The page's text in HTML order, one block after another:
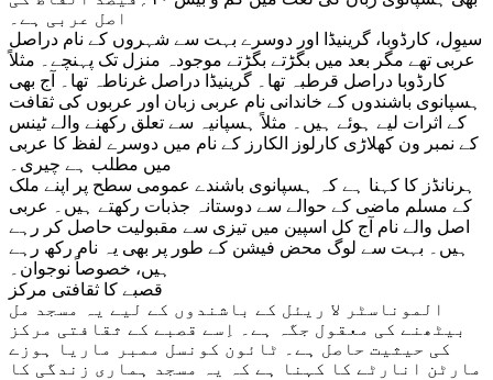
اصل عربی ہے۔
سیوِل، کارڈوبا، گرینیڈا اور دوسرے بہت سے شہروں کے نام دراصل
عربی تھے مگر بعد میں بگڑتے بگڑتے موجودہ منزل تک پہنچے۔ مثلاً
کارڈوبا دراصل قرطبہ تھا۔ گرینیڈا دراصل غرناطہ تھا۔ آج بھی
ہسپانوی باشندوں کے خاندانی نام عربی زبان اور عربوں کی ثقافت
کے اثرات لیے ہوئے ہیں۔ مثلاً ہسپانیہ سے تعلق رکھنے والے ٹینس
کے نمبر ون کھلاڑی کارلوز الکارز کے نام میں دوسرے لفظ کا عربی
میں مطلب ہے چیری۔
ہرنانڈز کا کہنا ہے کہ ہسپانوی باشندے عمومی سطح پر اپنے ملک
کے مسلم ماضی کے حوالے سے دوستانہ جذبات رکھتے ہیں۔ عربی
اصل والے نام آج کل اسپین میں تیزی سے مقبولیت حاصل کر رہے
ہیں۔ بہت سے لوگ محض فیشن کے طور پر بھی یہ نام رکھ رہے
ہیں، خصوصاً نوجوان۔
قصبے کا ثقافتی مرکز
الموناسٹر لا ریئل کے باشندوں کے لیے یہ مسجد مل
بیٹھنے کی معقول جگہ ہے۔ اِسے قصبے کے ثقافتی مرکز
کی حیثیت حاصل ہے۔ ٹائون کونسل ممبر ماریا ہوزے
مارٹن انارٹے کا کہنا ہے کہ یہ مسجد ہماری زندگی کا